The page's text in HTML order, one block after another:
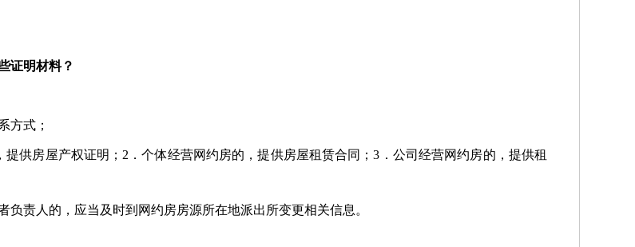
证明材料？
方式；
供房屋产权证明；2．个体经营网约房的，提供房屋租赁合同；3．公司经营网约房的，提供租
责人的，应当及时到网约房房源所在地派出所变更相关信息。